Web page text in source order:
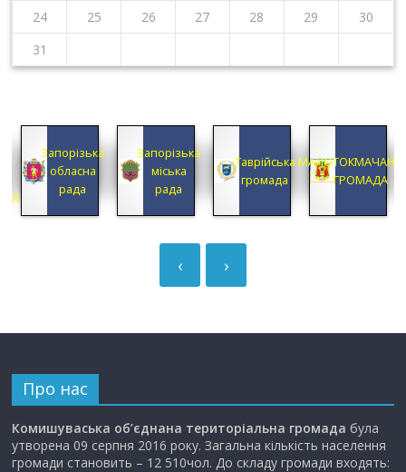
24
25 26 27 28 29
30
31
Запорізька
обласна
рада
Запорізька
міська
рада
Таврійська
громада
ГРОМАДА
›
‹
Про нас
Комишуваська об’єднана територіальна громада була
утворена 09 серпня 2016 року. Загальна кількість населення
громади становить – 12 510чол. До складу громади входять: